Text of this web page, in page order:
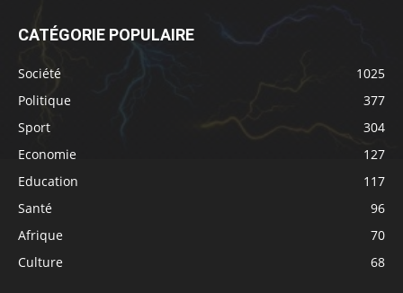
CATÉGORIE POPULAIRE
Société
1025
Politique
377
Sport
304
Economie
127
Education
117
Santé
96
Afrique
70
Culture
68